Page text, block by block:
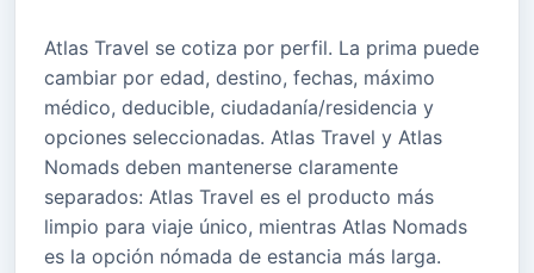
Atlas Travel se cotiza por perfil. La prima puede
cambiar por edad, destino, fechas, máximo
médico, deducible, ciudadanía/residencia y
opciones seleccionadas. Atlas Travel y Atlas
Nomads deben mantenerse claramente
separados: Atlas Travel es el producto más
limpio para viaje único, mientras Atlas Nomads
es la opción nómada de estancia más larga.